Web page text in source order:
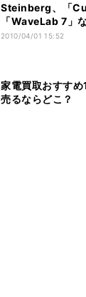
Steinberg、「
「WaveLab 7」
2010/04/01 15:52
家電買取おすす
売るならどこ？